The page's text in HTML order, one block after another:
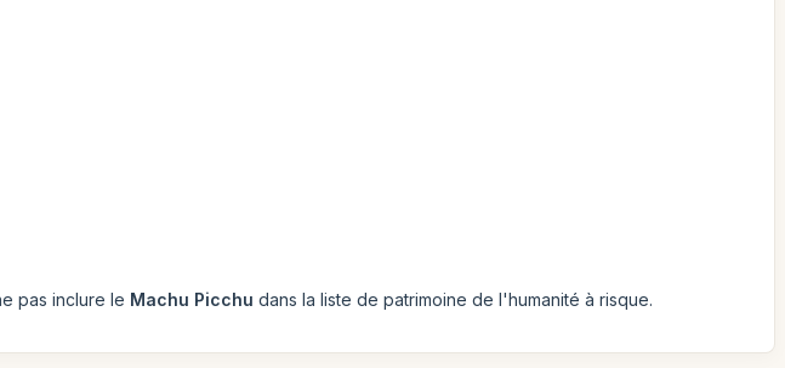
pas inclure le Machu Picchu dans la liste de patrimoine de l'humanité à risque.